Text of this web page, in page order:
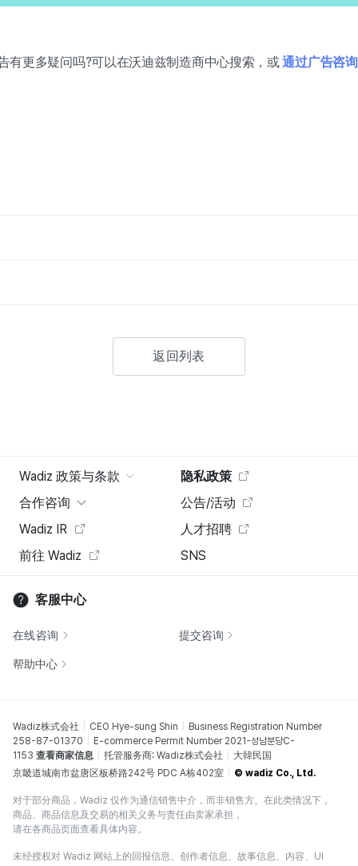
有更多疑问吗?可以在沃迪兹制造商中心搜索，或通过广告咨询
返回列表
Wadiz 政策与条款
隐私政策
合作咨询
公告/活动
Wadiz IR
人才招聘
前往 Wadiz
SNS
客服中心
在线咨询 提交咨询
帮助中心
Wadiz株式会社 CEO Hye-sung Shin
Business Registration Number
258-87-01370
E-commerce Permit Number 2021-성남분당C-
1153 查看商家信息 托管服务商: Wadiz株式会社
大韓民国
京畿道城南市盆唐区板桥路242号 PDC A栋402室
© wadiz Co., Ltd.
对于部分商品，Wadiz 仅作为通信销售中介，而非销售方。在此类情况下，
商品、商品信息及交易的相关义务与责任由卖家承担，
请在各商品页面查看具体内容。
未经授权对 Wadiz 网站上的回报信息、创作者信息、故事信息、内容、UI